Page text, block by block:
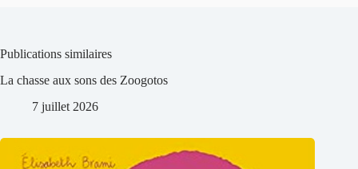
Publications similaires
La chasse aux sons des Zoogotos
7 juillet 2026